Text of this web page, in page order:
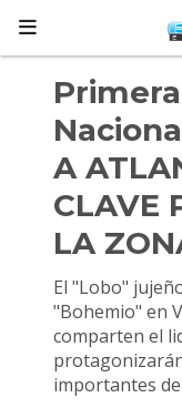
Primera
A
CLAVE
LA
El "Lobo"
"Bohemio" en
comparten el
importantes